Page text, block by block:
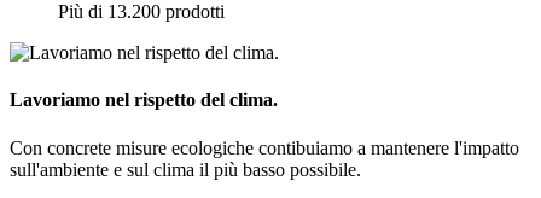
Più di 13.200 prodotti
Lavoriamo nel rispetto del clima.
Con concrete misure ecologiche contibuiamo a mantenere l'impatto
sull'ambiente e sul clima il più basso possibile.